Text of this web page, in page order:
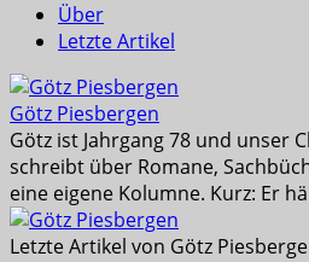
Über
Letzte Artikel
Götz Piesbergen
Götz ist Jahrgang 78 und unser
schreibt über Romane,
eine eigene Kolumne. Kurz: Er
Letzte Artikel von Götz